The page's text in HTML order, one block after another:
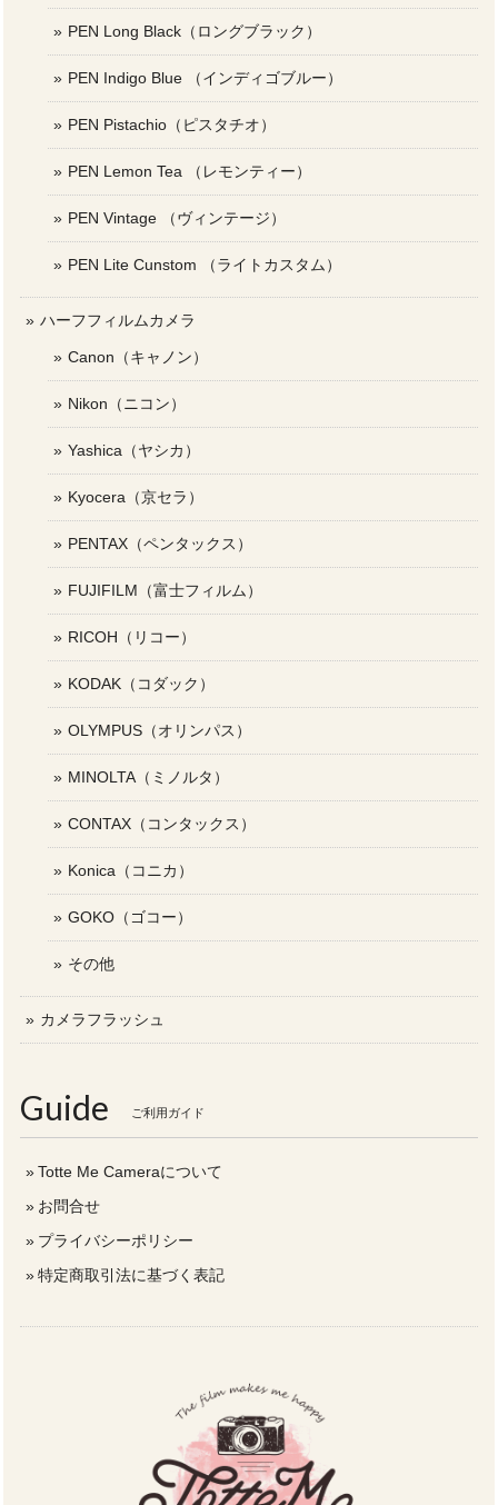
PEN Long Black（ロングブラック）
PEN Indigo Blue （インディゴブルー）
PEN Pistachio（ピスタチオ）
PEN Lemon Tea （レモンティー）
PEN Vintage （ヴィンテージ）
PEN Lite Cunstom （ライトカスタム）
ハーフフィルムカメラ
Canon（キャノン）
Nikon（ニコン）
Yashica（ヤシカ）
Kyocera（京セラ）
PENTAX（ペンタックス）
FUJIFILM（富士フィルム）
RICOH（リコー）
KODAK（コダック）
OLYMPUS（オリンパス）
MINOLTA（ミノルタ）
CONTAX（コンタックス）
Konica（コニカ）
GOKO（ゴコー）
その他
カメラフラッシュ
Guide ご利用ガイド
Totte Me Cameraについて
お問合せ
プライバシーポリシー
特定商取引法に基づく表記